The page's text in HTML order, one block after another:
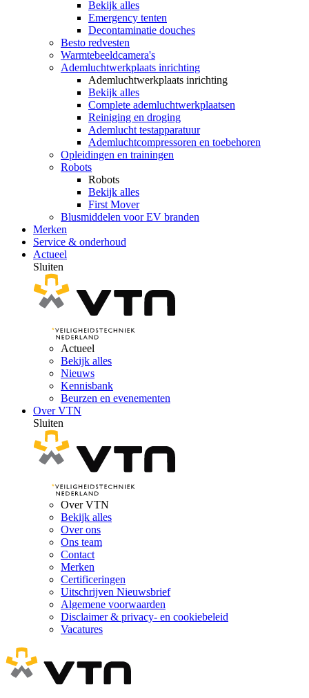
Bekijk alles
Emergency tenten
Decontaminatie douches
Besto redvesten
Warmtebeeldcamera's
Ademluchtwerkplaats inrichting
Ademluchtwerkplaats inrichting
Bekijk alles
Complete ademluchtwerkplaatsen
Reiniging en droging
Ademlucht testapparatuur
Ademluchtcompressoren en toebehoren
Opleidingen en trainingen
Robots
Robots
Bekijk alles
First Mover
Blusmiddelen voor EV branden
Merken
Service & onderhoud
Actueel
Sluiten
Actueel
Bekijk alles
Nieuws
Kennisbank
Beurzen en evenementen
Over VTN
Sluiten
Over VTN
Bekijk alles
Over ons
Ons team
Contact
Merken
Certificeringen
Uitschrijven Nieuwsbrief
Algemene voorwaarden
Disclaimer & privacy- en cookiebeleid
Vacatures